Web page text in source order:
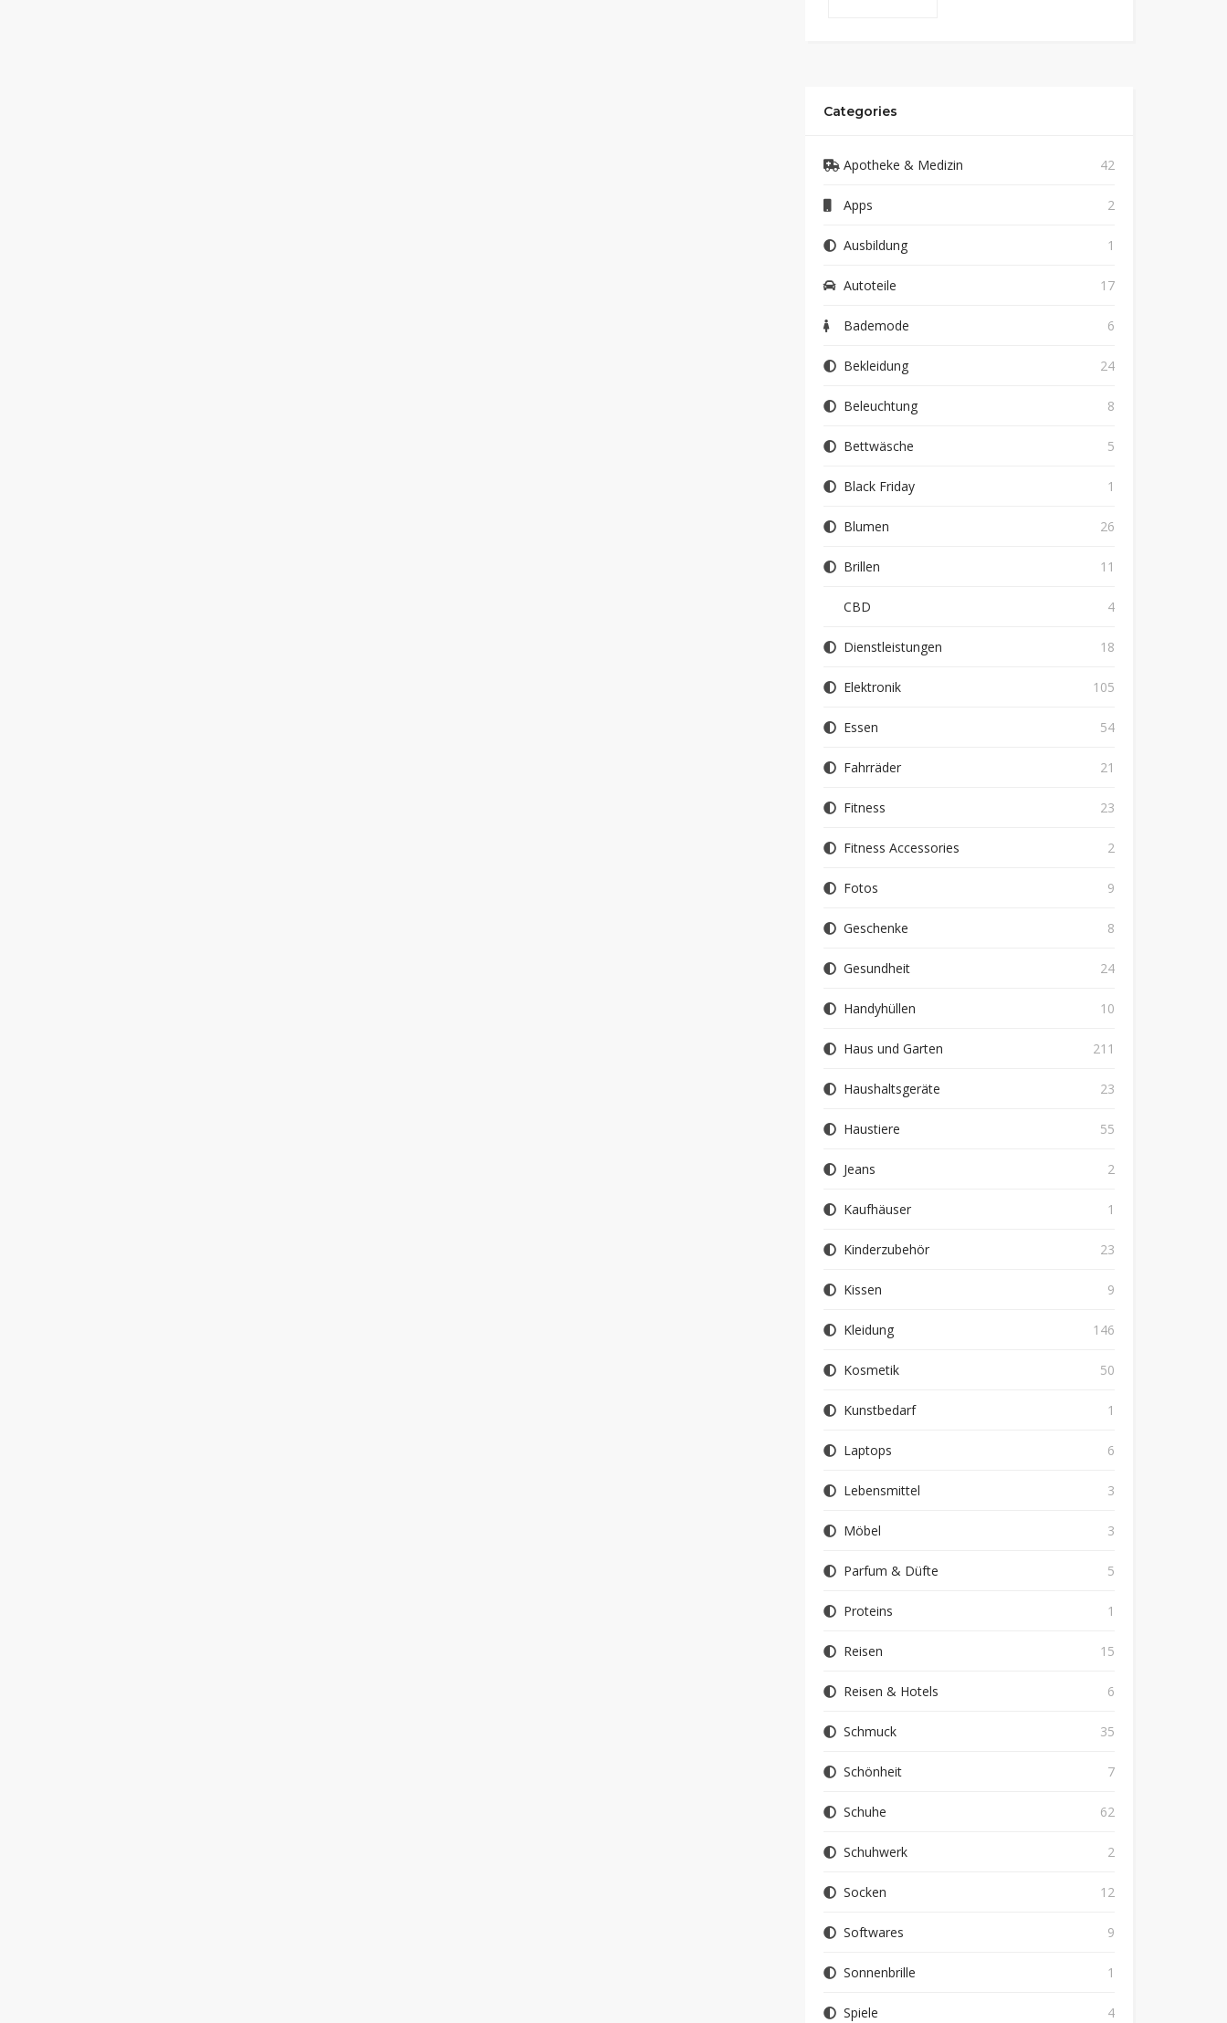
Categories
Apotheke & Medizin 42
Apps 2
Ausbildung 1
Autoteile 17
Bademode 6
Bekleidung 24
Beleuchtung 8
Bettwäsche 5
Black Friday 1
Blumen 26
Brillen 11
CBD 4
Dienstleistungen 18
Elektronik 105
Essen 54
Fahrräder 21
Fitness 23
Fitness Accessories 2
Fotos 9
Geschenke 8
Gesundheit 24
Handyhüllen 10
Haus und Garten 211
Haushaltsgeräte 23
Haustiere 55
Jeans 2
Kaufhäuser 1
Kinderzubehör 23
Kissen 9
Kleidung 146
Kosmetik 50
Kunstbedarf 1
Laptops 6
Lebensmittel 3
Möbel 3
Parfum & Düfte 5
Proteins 1
Reisen 15
Reisen & Hotels 6
Schmuck 35
Schönheit 7
Schuhe 62
Schuhwerk 2
Socken 12
Softwares 9
Sonnenbrille 1
Spiele 4